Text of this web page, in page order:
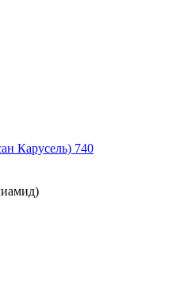
Карусель) 740